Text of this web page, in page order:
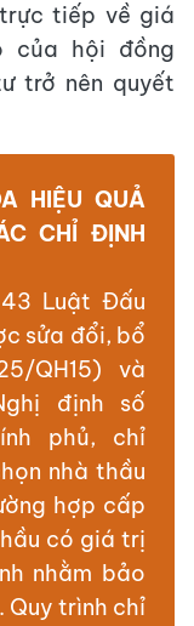
tiếp về giá
của hội đồng
trở nên quyết
HIỆU QUẢ
CHỈ ĐỊNH
Luật Đấu
sửa đổi, bổ
QH15) và
định số
phủ, chỉ
nhà thầu
hợp cấp
có giá trị
nhằm bảo
Quy trình chỉ